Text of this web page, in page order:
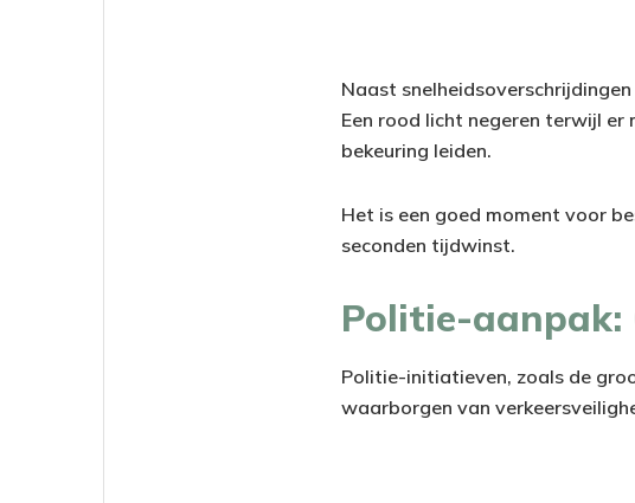
Naast
Een rood licht negeren terwijl er
bekeuring leiden.
Het is een goed moment voor
seconden tijdwinst.
Politie-aanpak:
Politie-initiatieven, zoals de
waarborgen van